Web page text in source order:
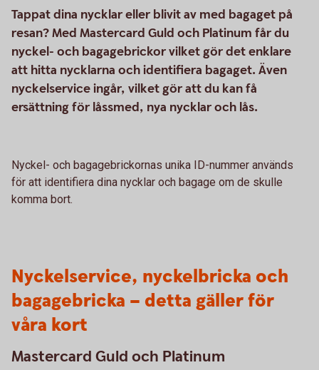
Tappat dina nycklar eller blivit av med bagaget på
resan? Med Mastercard Guld och Platinum får du
nyckel- och bagagebrickor vilket gör det enklare
att hitta nycklarna och identifiera bagaget. Även
nyckelservice ingår, vilket gör att du kan få
ersättning för låssmed, nya nycklar och lås.
Nyckel- och bagagebrickornas unika ID-nummer används
för att identifiera dina nycklar och bagage om de skulle
komma bort.
Nyckelservice, nyckelbricka och
bagagebricka – detta gäller för
våra kort
Mastercard Guld och Platinum